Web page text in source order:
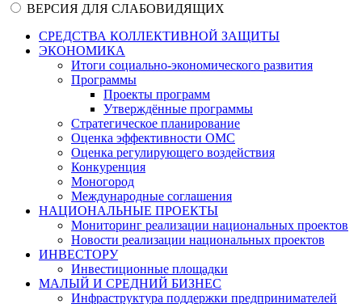
ВЕРСИЯ ДЛЯ СЛАБОВИДЯЩИХ
СРЕДСТВА КОЛЛЕКТИВНОЙ ЗАЩИТЫ
ЭКОНОМИКА
Итоги социально-экономического развития
Программы
Проекты программ
Утверждённые программы
Стратегическое планирование
Оценка эффективности ОМС
Оценка регулирующего воздействия
Конкуренция
Моногород
Международные соглашения
НАЦИОНАЛЬНЫЕ ПРОЕКТЫ
Мониторинг реализации национальных проектов
Новости реализации национальных проектов
ИНВЕСТОРУ
Инвестиционные площадки
МАЛЫЙ И СРЕДНИЙ БИЗНЕС
Инфраструктура поддержки предпринимателей